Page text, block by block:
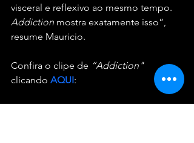
visceral e reflexivo ao mesmo tempo.
Addiction mostra exatamente isso”,
resume Mauricio.
Confira o clipe de “Addiction"
clicando AQUI: